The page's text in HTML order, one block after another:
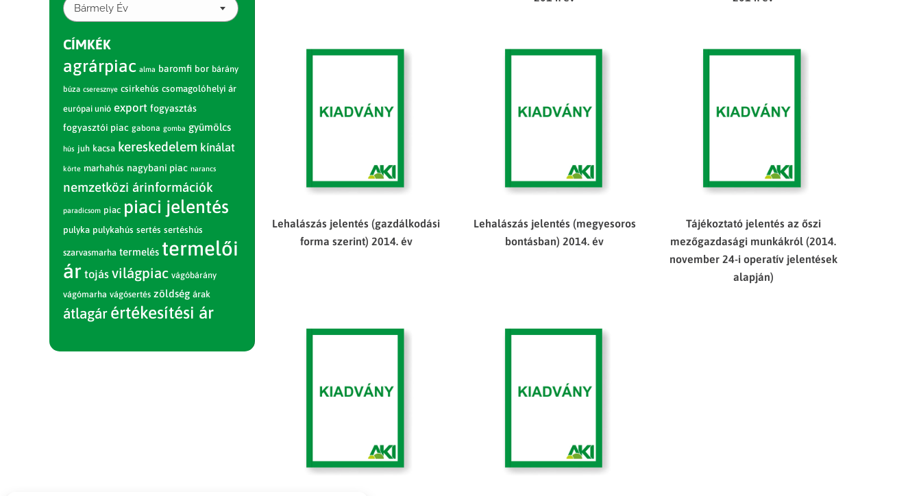
Lehalászás jelentés (gazdálkodási
forma szerint) 2014. év
Lehalászás jelentés (megyesoros
bontásban) 2014. év
Tájékoztató jelentés az őszi
mezőgazdasági munkákról (2014.
november 24-i operatív jelentések
alapján)
Bármely Év
CÍMKÉK
agrárpiac alma baromfi bor bárány
búza cseresznye csirkehús csomagolóhelyi ár
európai unió export fogyasztás
fogyasztói piac gabona gomba gyümölcs
hús juh kacsa kereskedelem kínálat
körte marhahús nagybani piac narancs
nemzetközi árinformációk
paradicsom piac piaci jelentés
pulyka pulykahús sertés sertéshús
szarvasmarha termelés termelői
ár tojás világpiac vágóbárány
vágómarha vágósertés zöldség árak
átlagár értékesítési ár